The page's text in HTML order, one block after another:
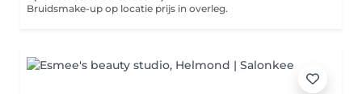
Bruidsmake-up op locatie prijs in overleg.